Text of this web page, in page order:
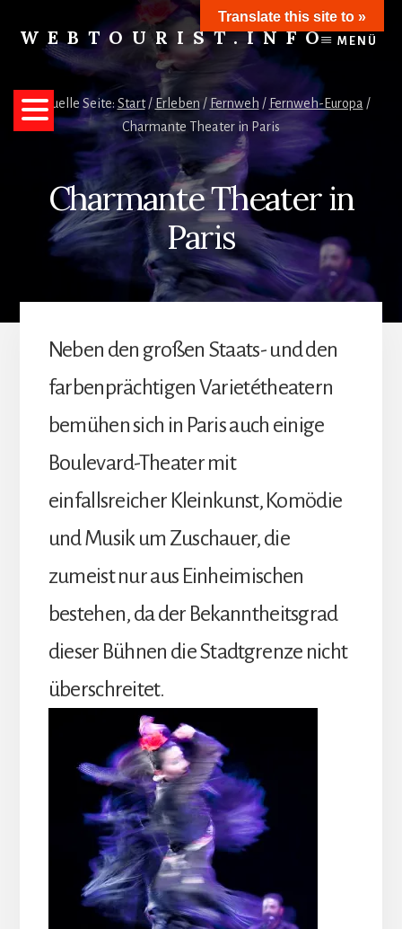
content
WEBTOURIST.INFO
Inspirationen
Reisen
MENÜ
Aktuelle Seite: Start / Erleben / Fernweh / Fernweh-Europa /
Charmante Theater in Paris
Charmante Theater in
Paris
Neben den großen Staats- und den
farbenprächtigen Varietétheatern
bemühen sich in Paris auch einige
Boulevard-Theater mit
einfallsreicher Kleinkunst, Komödie
und Musik um Zuschauer, die
zumeist nur aus Einheimischen
bestehen, da der Bekanntheitsgrad
dieser Bühnen die Stadtgrenze nicht
überschreitet.
Translate this site to »